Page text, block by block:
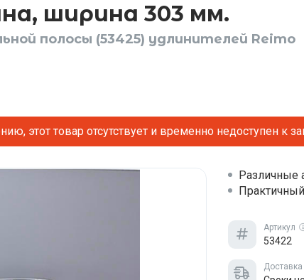
ширина 303 мм.
полосы (53425) удлинителей Reimo
этот товар отсутствует и временно недоступен к
Различные
Артикул
53422
Доставка